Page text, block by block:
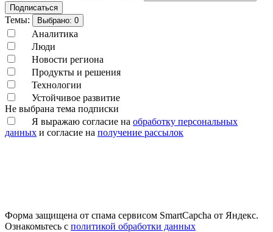
Подписаться
Темы: Выбрано: 0
Аналитика
Люди
Новости региона
Продукты и решения
Технологии
Устойчивое развитие
Не выбрана тема подписки
Я выражаю согласие на обработку персональных
данных и согласие на получение рассылок
Форма защищена от спама сервисом SmartCapcha от Яндекс.
Ознакомьтесь с политикой обработки данных